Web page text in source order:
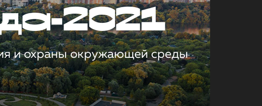
2021
и охраны окружающей среды